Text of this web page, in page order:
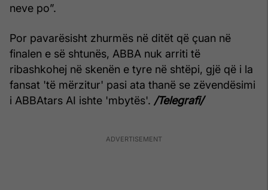
neve po”.
Por pavarësisht zhurmës në ditët që çuan në
finalen e së shtunës, ABBA nuk arriti të
ribashkohej në skenën e tyre në shtëpi, gjë që i la
fansat 'të mërzitur' pasi ata thanë se zëvendësimi
i ABBAtars AI ishte 'mbytës'. /Telegrafi/